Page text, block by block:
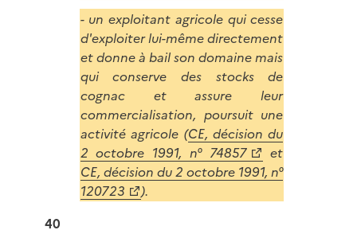
- un exploitant agricole qui cesse
d'exploiter lui-même directement
et donne à bail son domaine mais
qui conserve des stocks de
cognac et assure leur
commercialisation, poursuit une
activité agricole (CE, décision du
2 octobre 1991, n° 74857
et
CE, décision du 2 octobre 1991, n°
120723
).
40